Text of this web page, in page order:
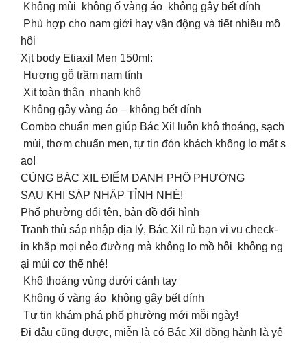
Không mùi không ố vàng áo không gây bết dính
Phù hợp cho nam giới hay vận động và tiết nhiều mồ
hôi
Xịt body Etiaxil Men 150ml:
Hương gỗ trầm nam tính
Xịt toàn thân nhanh khô
Không gây vàng áo – không bết dính
Combo chuẩn men giúp Bác Xil luôn khô thoáng, sạch
mùi, thơm chuẩn men, tự tin đón khách không lo mất s
ao!
CÙNG BÁC XIL ĐIỂM DANH PHỐ PHƯỜNG
SAU KHI SÁP NHẬP TỈNH NHÉ!
Phố phường đổi tên, bản đồ đổi hình
Tranh thủ sáp nhập địa lý, Bác Xil rủ bạn vi vu check-
in khắp mọi nẻo đường mà không lo mồ hôi không ng
ại mùi cơ thể nhé!
Khô thoáng vùng dưới cánh tay
Không ố vàng áo không gây bết dính
Tự tin khám phá phố phường mới mỗi ngày!
Đi đâu cũng được, miễn là có Bác Xil đồng hành là yê